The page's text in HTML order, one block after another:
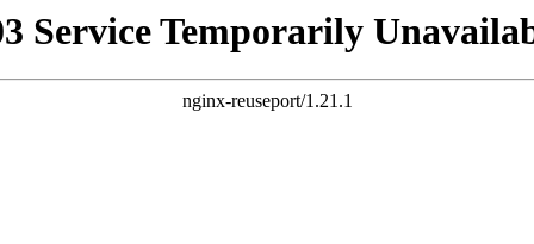
Service Temporarily
nginx-reuseport/1.21.1